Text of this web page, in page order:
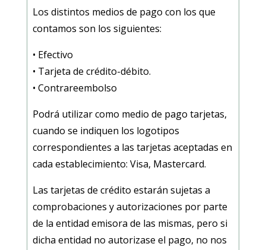
Los distintos medios de pago con los que
contamos son los siguientes:
• Efectivo
• Tarjeta de crédito-débito.
• Contrareembolso
Podrá utilizar como medio de pago tarjetas,
cuando se indiquen los logotipos
correspondientes a las tarjetas aceptadas en
cada establecimiento: Visa, Mastercard.
Las tarjetas de crédito estarán sujetas a
comprobaciones y autorizaciones por parte
de la entidad emisora de las mismas, pero si
dicha entidad no autorizase el pago, no nos